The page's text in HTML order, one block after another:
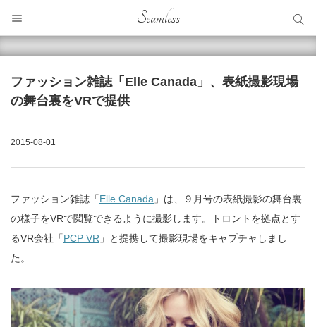
Seamless
ファッション雑誌「Elle Canada」、表紙撮影現場
の舞台裏をVRで提供
2015-08-01
ファッション雑誌「Elle Canada 」は、９月号の表紙撮影の舞台裏
の様子をVRで閲覧できるように撮影します。トロントを拠点とす
るVR会社「PCP VR 」と提携して撮影現場をキャプチャしまし
た。
サイト内検索